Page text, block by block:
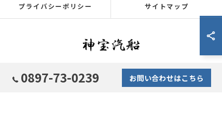
0897-73-0239 お問い合わせはこちら
プライバシーポリシー サイトマップ
© 2026 愛媛で船舶の求人なら神宝汽船有限会社 ALL RIGHTS RESERVED.